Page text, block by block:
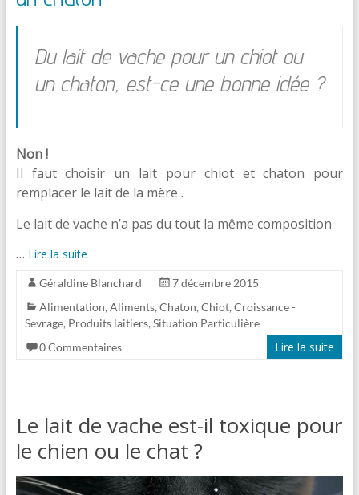
Du lait de vache pour un chiot ou
un chaton, est-ce une bonne idée ?
Non !
Il faut choisir un lait pour chiot et chaton pour
remplacer le lait de la mère .
Le lait de vache n’a pas du tout la même composition
… Lire la suite
Géraldine Blanchard
7 décembre 2015
Alimentation, Aliments, Chaton, Chiot, Croissance -
Sevrage, Produits laitiers, Situation Particulière
0 Commentaires
Lire la suite
Le lait de vache est-il toxique pour
le chien ou le chat ?